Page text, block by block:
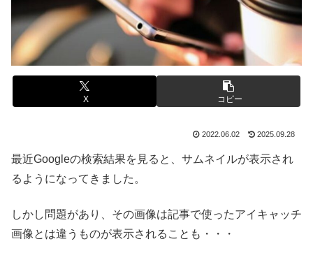
X コピー
2022.06.02 2025.09.28
最近Googleの検索結果を見ると、サムネイルが表示され
るようになってきました。
しかし問題があり、その画像は記事で使ったアイキャッチ
画像とは違うものが表示されることも・・・